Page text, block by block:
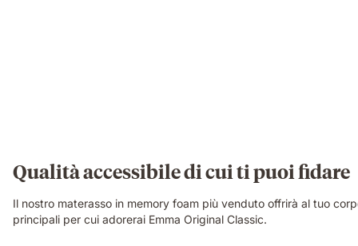
Qualità accessibile di cui ti puoi fidare
Il nostro materasso in memory foam più venduto offrirà al tuo
principali per cui adorerai Emma Original Classic.